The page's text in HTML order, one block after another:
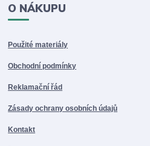
O NÁKUPU
Použité materiály
Obchodní podmínky
Reklamační řád
Zásady ochrany osobních údajů
Kontakt